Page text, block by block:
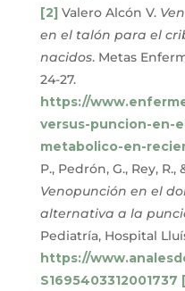
[2]Valero Alcón V.
en el talón para el
nacidos. Metas
24-27.
https://
versus-puncion-en-
metabolico-en-
P., Pedrón, G., Rey, R.,
Venopunción en el
alternativa a la
Pediatría, Hospital
https://
S1695403312001737